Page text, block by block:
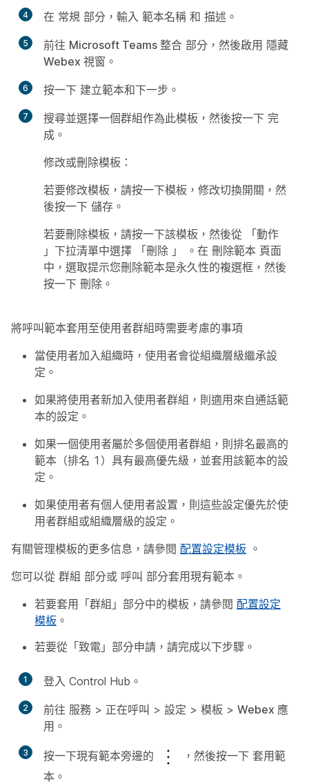
4 在 常規 部分，輸入 範本名稱 和 描述 。
5 前往 Microsoft Teams 整合 部分，然後啟用 隱藏
Webex 視窗 。
6 按一下 建立範本和下一步 。
7 搜尋並選擇一個群組作為此模板，然後按一下 完
成 。
修改或刪除模板：
若要修改模板，請按一下模板，修改切換開關，然
後按一下 儲存 。
若要刪除模板，請按一下該模板，然後從
「動作
」下拉清單中選擇
「刪除 」 。在 刪除範本 頁面
中，選取提示您刪除範本是永久性的複選框，然後
按一下 刪除 。
將呼叫範本套用至使用者群組時需要考慮的事項
當使用者加入組織時，使用者會從組織層級繼承設
定。
如果將使用者新加入使用者群組，則適用來自通話範
本的設定。
如果一個使用者屬於多個使用者群組，則排名最高的
範本（排名 1）具有最高優先級，並套用該範本的設
定。
如果使用者有個人使用者設置，則這些設定優先於使
用者群組或組織層級的設定。
有關管理模板的更多信息，請參閱 配置設定模板 。
您可以從 群組 部分或 呼叫 部分套用現有範本。
若要套用「群組」部分中的模板，請參閱 配置設定
模板 。
若要從「致電」部分申請，請完成以下步驟。
1 登入 Control Hub。
2 前往 服務 > 正在呼叫 > 設定 > 模板 > Webex 應
用 。
3 按一下現有範本旁邊的 ，然後按一下 套用範
本 。